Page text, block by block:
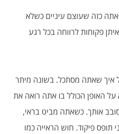
כזה שעוצם עיניים כשלא
פקוחות לרווחה בכל רגע
איך שאתה מסתכל. בשונה מיתר
האופן הכולל בו אתה רואה את
אותך. כשאתה מביט בראי,
תופס פיקוד. חוש הראייה כמו